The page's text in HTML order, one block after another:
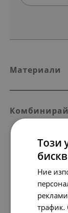
Материали
Комбинирай
Този
Ние
трафик.